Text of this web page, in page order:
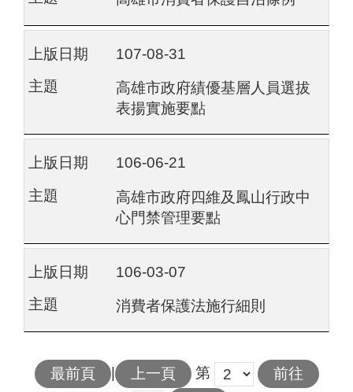
107-08-31
高雄市政府績優基層人員選拔
表揚實施要點
106-06-21
高雄市政府四維及鳳山行政中
心門禁管理要點
106-03-07
消費者保護法施行細則
最前頁 | 上一頁
第